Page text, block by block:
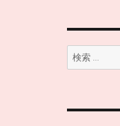
検
索: